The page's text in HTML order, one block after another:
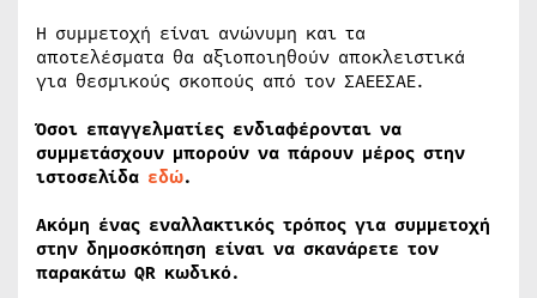
Η συμμετοχή είναι ανώνυμη και τα
αποτελέσματα θα αξιοποιηθούν αποκλειστικά
για θεσμικούς σκοπούς από τον ΣΑΕΕΣΑΕ.
Όσοι επαγγελματίες ενδιαφέρονται να
συμμετάσχουν μπορούν να πάρουν μέρος στην
ιστοσελίδα εδώ.
Ακόμη ένας εναλλακτικός τρόπος για συμμετοχή
στην δημοσκόπηση είναι να σκανάρετε τον
παρακάτω QR κωδικό.